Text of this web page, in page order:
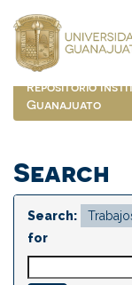
navigation
Repositorio
Guanajuato
Search
Search:
for